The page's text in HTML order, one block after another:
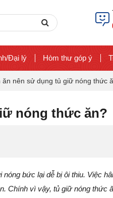
Search
Đại lý Hòm thư góp ý
nên sử dụng tủ giữ nóng thức
nóng thức ăn?
bức lại dễ bị ôi thiu. Việc
Chính vì vậy, tủ giữ nóng thức